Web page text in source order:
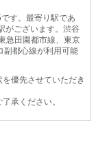
す。最寄り駅であ
がございます。渋谷
急田園都市線、東京
副都心線が利用可能
優先させていただき
承ください。